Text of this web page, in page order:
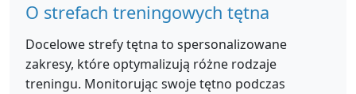
O strefach treningowych tętna
Docelowe strefy tętna to spersonalizowane
zakresy, które optymalizują różne rodzaje
treningu. Monitorując swoje tętno podczas